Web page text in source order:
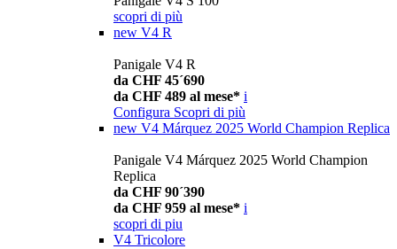
scopri di più
new V4 R
Panigale V4 R
da CHF 45´690
da CHF 489 al mese* i
Configura Scopri di più
new V4 Márquez 2025 World Champion Replica
Panigale V4 Márquez 2025 World Champion
Replica
da CHF 90´390
da CHF 959 al mese* i
scopri di piu
V4 Tricolore